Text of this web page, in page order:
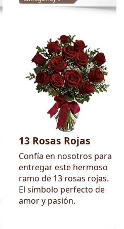
13 Rosas Rojas
Confía en nosotros para
entregar este hermoso
ramo de 13 rosas rojas.
El símbolo perfecto de
amor y pasión.